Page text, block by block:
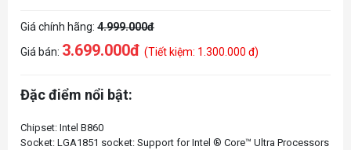
Giá chính hãng: 4.999.000đ
Giá bán: 3.699.000đ (Tiết kiệm: 1.300.000 đ)
Đặc điểm nổi bật:
Chipset: Intel B860
Socket: LGA1851 socket: Support for Intel ® Core™ Ultra Processors